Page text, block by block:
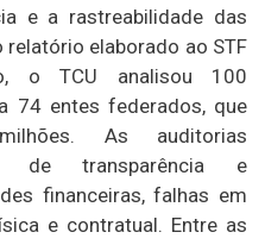
e a rastreabilidade das
elaborado ao STF
o TCU analisou 100
74 entes federados, que
As auditorias
de transparência e
financeiras, falhas em
e contratual. Entre as